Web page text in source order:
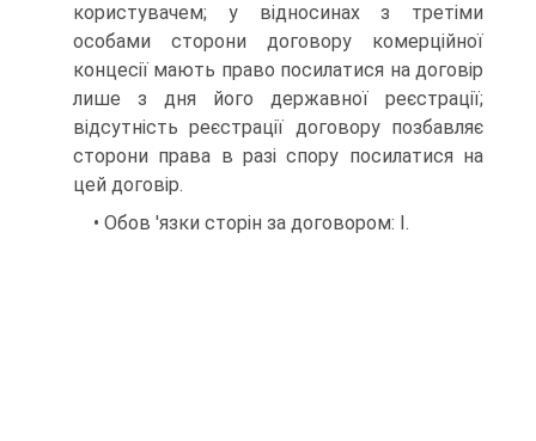
користувачем; у відносинах з третіми
особами сторони договору комерційної
концесії мають право посилатися на договір
лише з дня його державної реєстрації;
відсутність реєстрації договору позбавляє
сторони права в разі спору посилатися на
цей договір.
• Обов 'язки сторін за договором: І.